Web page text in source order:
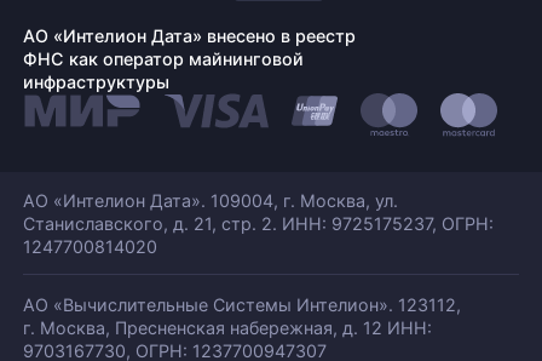
АО «Интелион Дата» внесено в реестр
ФНС как оператор майнинговой
инфраструктуры
АО «Интелион Дата». 109004, г. Москва, ул.
Станиславского, д. 21, стр. 2. ИНН: 9725175237, ОГРН:
1247700814020
АО «Вычислительные Системы Интелион». 123112,
г. Москва, Пресненская набережная, д. 12 ИНН:
9703167730, ОГРН: 1237700947307